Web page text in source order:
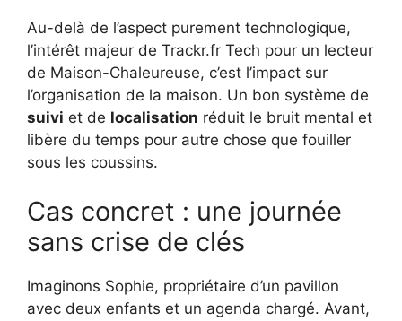
Au-delà de l’aspect purement technologique,
l’intérêt majeur de Trackr.fr Tech pour un lecteur
de Maison-Chaleureuse, c’est l’impact sur
l’organisation de la maison. Un bon système de
suivi et de localisation réduit le bruit mental et
libère du temps pour autre chose que fouiller
sous les coussins.
Cas concret : une journée
sans crise de clés
Imaginons Sophie, propriétaire d’un pavillon
avec deux enfants et un agenda chargé. Avant,